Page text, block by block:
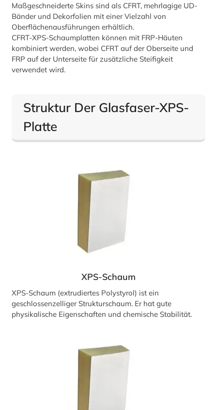
Maßgeschneiderte Skins sind als CFRT, mehrlagige UD-
Bänder und Dekorfolien mit einer Vielzahl von
Oberflächenausführungen erhältlich.
CFRT-XPS-Schaumplatten können mit FRP-Häuten
kombiniert werden, wobei CFRT auf der Oberseite und
FRP auf der Unterseite für zusätzliche Steifigkeit
verwendet wird.
Struktur Der Glasfaser-XPS-
Platte
XPS-Schaum
XPS-Schaum (extrudiertes Polystyrol) ist ein
geschlossenzelliger Strukturschaum. Er hat gute
physikalische Eigenschaften und chemische Stabilität.